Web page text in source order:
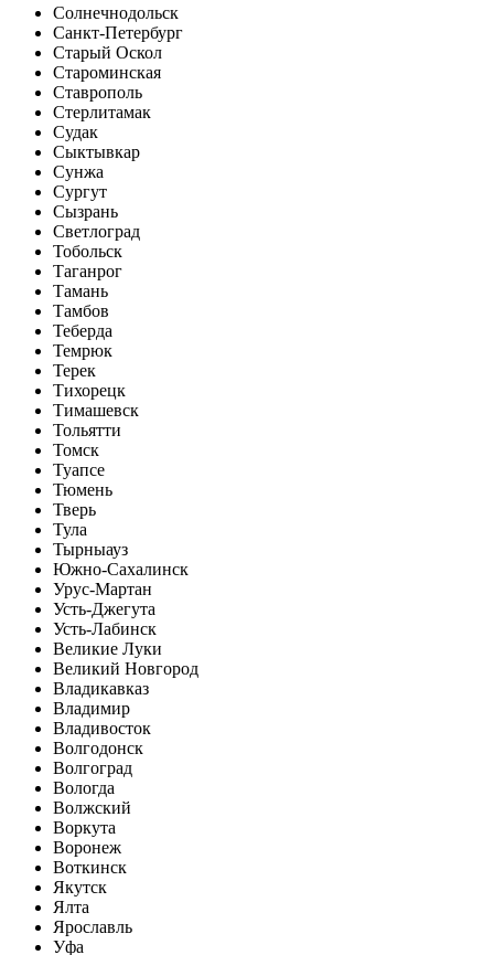
Солнечнодольск
Санкт-Петербург
Старый Оскол
Староминская
Ставрополь
Стерлитамак
Судак
Сыктывкар
Сунжа
Сургут
Сызрань
Светлоград
Тобольск
Таганрог
Тамань
Тамбов
Теберда
Темрюк
Терек
Тихорецк
Тимашевск
Тольятти
Томск
Туапсе
Тюмень
Тверь
Тула
Тырныауз
Южно-Сахалинск
Урус-Мартан
Усть-Джегута
Усть-Лабинск
Великие Луки
Великий Новгород
Владикавказ
Владимир
Владивосток
Волгодонск
Волгоград
Вологда
Волжский
Воркута
Воронеж
Воткинск
Якутск
Ялта
Ярославль
Уфа